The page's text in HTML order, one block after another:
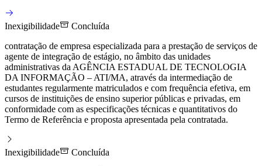
Inexigibilidade
Concluída
contratação de empresa especializada para a prestação de serviços de
agente de integração de estágio, no âmbito das unidades
administrativas da AGÊNCIA ESTADUAL DE TECNOLOGIA
DA INFORMAÇÃO – ATI/MA, através da intermediação de
estudantes regularmente matriculados e com frequência efetiva, em
cursos de instituições de ensino superior públicas e privadas, em
conformidade com as especificações técnicas e quantitativos do
Termo de Referência e proposta apresentada pela contratada.
Inexigibilidade
Concluída